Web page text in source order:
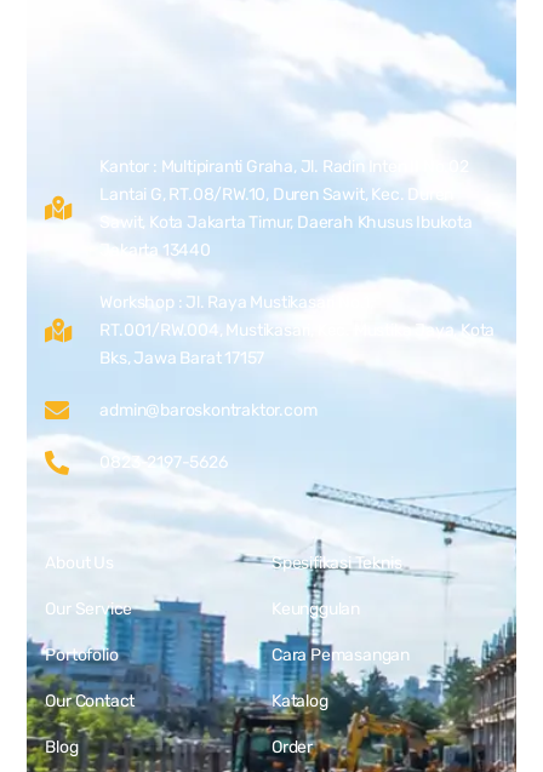
Kantor : Multipiranti Graha, Jl. Radin Inten II No.02
Lantai G, RT.08/RW.10, Duren Sawit, Kec. Duren
Sawit, Kota Jakarta Timur, Daerah Khusus Ibukota
Jakarta 13440
Workshop : Jl. Raya Mustikasari No.1,
RT.001/RW.004, Mustikasari, Kec. Mustika Jaya, Kota
Bks, Jawa Barat 17157
admin@baroskontraktor.com
0823-2197-5626
About Us
Our Service
Portofolio
Our Contact
Blog
Spesifikasi Teknis
Keunggulan
Cara Pemasangan
Katalog
Order